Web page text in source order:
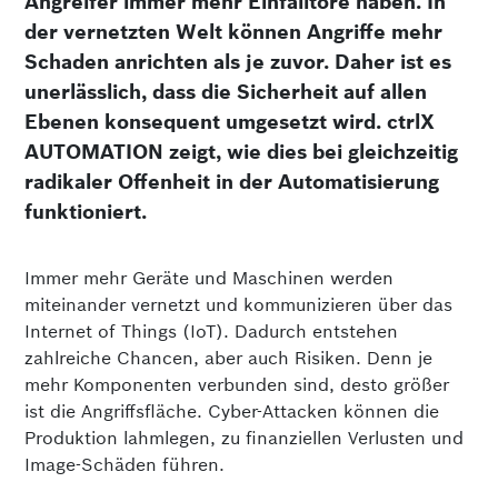
der vernetzten Welt können Angriffe mehr
Schaden anrichten als je zuvor. Daher ist es
unerlässlich, dass die Sicherheit auf allen
Ebenen konsequent umgesetzt wird. ctrlX
AUTOMATION zeigt, wie dies bei gleichzeitig
radikaler Offenheit in der Automatisierung
funktioniert.
Immer mehr Geräte und Maschinen werden
miteinander vernetzt und kommunizieren über das
Internet of Things (IoT). Dadurch entstehen
zahlreiche Chancen, aber auch Risiken. Denn je
mehr Komponenten verbunden sind, desto größer
ist die Angriffsfläche. Cyber-Attacken können die
Produktion lahmlegen, zu finanziellen Verlusten und
Image-Schäden führen.